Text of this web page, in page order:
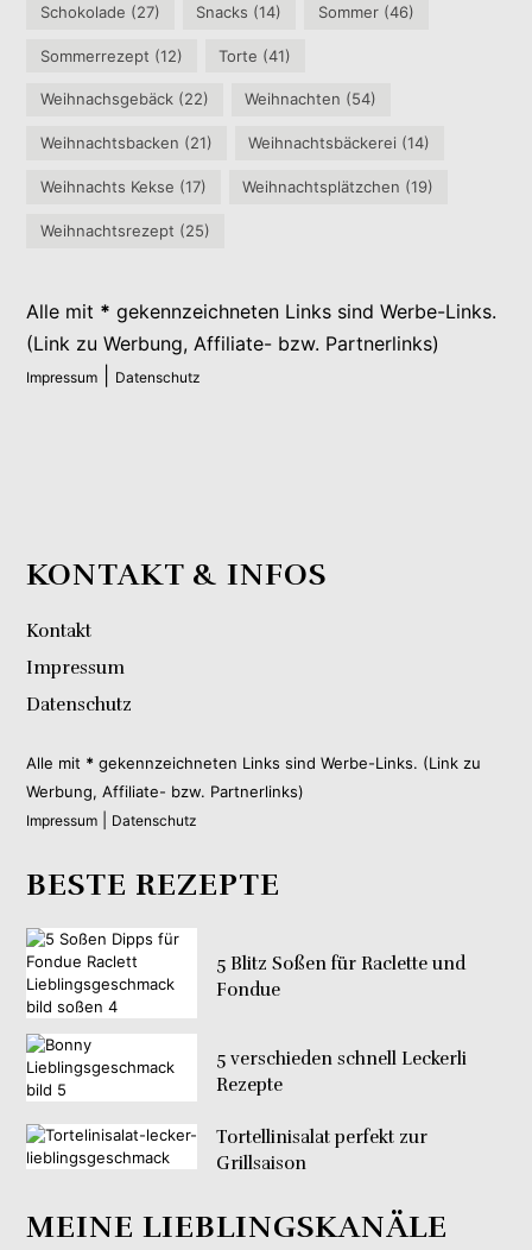
Schokolade (27) Snacks (14) Sommer(46)
Sommerrezept (12) Torte (41)
Weihnachsgebäck (22) Weihnachten (54)
Weihnachtsbacken (21) Weihnachtsbäckerei (14)
Weihnachts Kekse (17) Weihnachtsplätzchen (19)
Weihnachtsrezept (25)
Alle mit * gekennzeichneten Links sind Werbe-Links.
(Link zu Werbung, Affiliate- bzw. Partnerlinks)
Impressum Datenschutz
KONTAKT & INFOS
Kontakt
Impressum
Datenschutz
Alle mit * gekennzeichneten Links sind Werbe-Links. (Link zu
Werbung, Affiliate- bzw. Partnerlinks)
Impressum Datenschutz
BESTE REZEPTE
5 Blitz Soßen für Raclette und
Fondue
5 verschieden schnell Leckerli
Rezepte
Tortellinisalat perfekt zur
Grillsaison
MEINE LIEBLINGSKANÄLE